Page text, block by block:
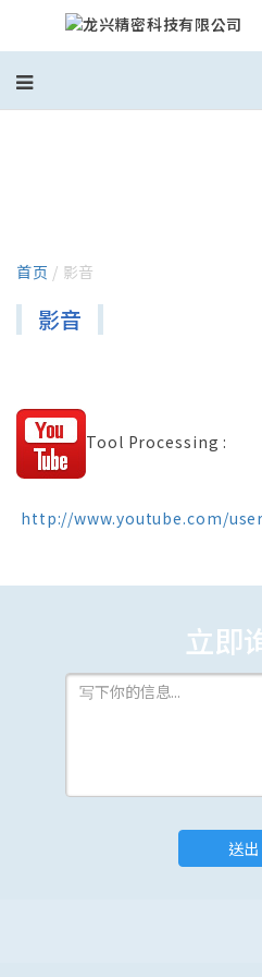
首页 / 影音
影音
Tool Processing :
http://www.youtube.com/
立即
送出